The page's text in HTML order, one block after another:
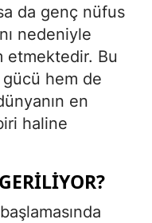
da genç nüfus
nedeniyle
etmektedir. Bu
gücü hem de
en
haline